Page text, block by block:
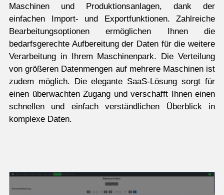
Maschinen und Produktionsanlagen, dank der
einfachen Import- und Exportfunktionen. Zahlreiche
Bearbeitungsoptionen ermöglichen Ihnen die
bedarfsgerechte Aufbereitung der Daten für die weitere
Verarbeitung in Ihrem Maschinenpark. Die Verteilung
von größeren Datenmengen auf mehrere Maschinen ist
zudem möglich. Die elegante SaaS-Lösung sorgt für
einen überwachten Zugang und verschafft Ihnen einen
schnellen und einfach verständlichen Überblick in
komplexe Daten.